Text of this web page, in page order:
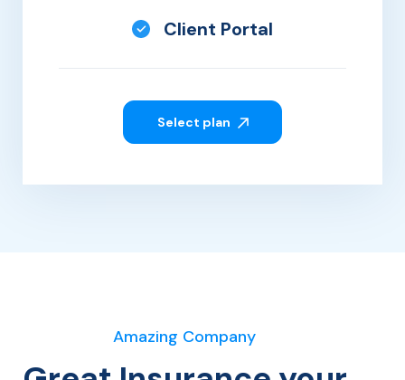
Client Portal
Select plan
Amazing Company